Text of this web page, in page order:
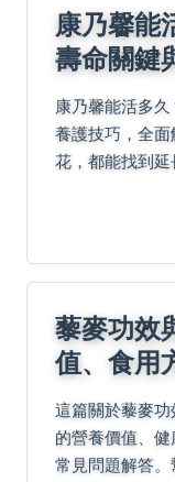
康乃馨能
壽命關鍵
康乃馨能活多
養護技巧，全
花，都能找到
藜麥功效
值、食用
這篇關於藜麥
的營養價值、
常見問題解答